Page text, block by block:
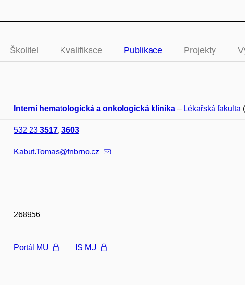
Školitel Kvalifikace Publikace Projekty
Interní hematologická a onkologická klinika – Lékařská fakulta
532 23 3517, 3603
Kabut.Tomas@fnbrno.cz
268956
Portál MU IS MU